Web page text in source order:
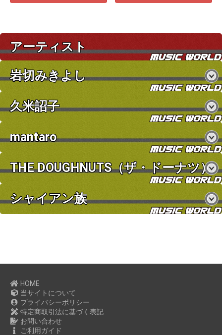
アーティスト
岩切みきよし
久米詔子
mantaro
THE DOUGHNUTS（ザ・ドーナツ）
シャイアン族
お買い物を続ける カートへ進む
HOME
当サイトについて
プライバシーポリシー
特定商取引法に基づく表記
お問い合わせ
ご利用ガイド